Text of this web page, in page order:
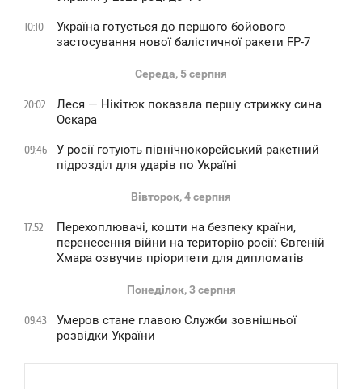
10:10
Україна готується до першого бойового
застосування нової балістичної ракети FP-7
Середа, 5 серпня
20:02
Леся — Нікітюк показала першу стрижку сина
Оскара
09:46
У росії готують північнокорейський ракетний
підрозділ для ударів по Україні
Вівторок, 4 серпня
17:52
Перехоплювачі, кошти на безпеку країни,
перенесення війни на територію росії: Євгеній
Хмара озвучив пріоритети для дипломатів
Понеділок, 3 серпня
09:43
Умеров стане главою Служби зовнішньої
розвідки України